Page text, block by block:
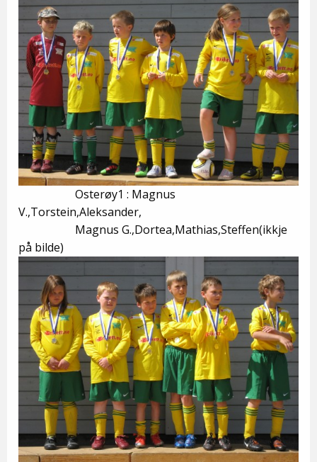
Osterøy1 : Magnus
V.,Torstein,Aleksander,
Magnus G.,Dortea,Mathias,Steffen(ikkje
på bilde)